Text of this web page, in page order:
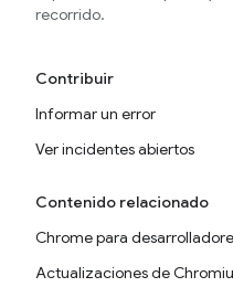
recorrido.
Contribuir
Informar un error
Ver incidentes abiertos
Contenido relacionado
Chrome para
Actualizaciones de